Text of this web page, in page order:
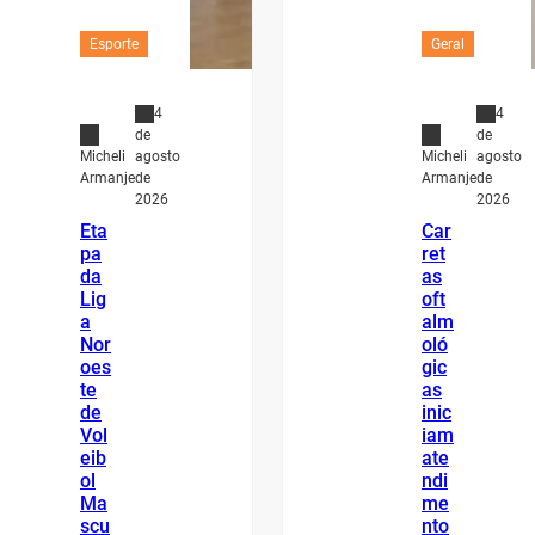
Esporte
Micheli
Armanje
4
de
agosto
de
2026
Eta
pa
da
Lig
a
Nor
oes
te
de
Vol
eib
ol
Ma
scu
Geral
Micheli
Armanje
4
de
agosto
de
2026
Car
ret
as
oft
alm
oló
gic
as
inic
iam
ate
ndi
me
nto